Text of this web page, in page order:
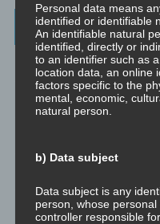
Latest Posts
Was ist NLP?
Wahrnehmung ist
Dissoziation aus NLP-
Personal data means
identified or identifiable
An identifiable natural
identified, directly or
to an identifier such as
location data, an online
factors specific to the
mental, economic,
natural person.
b) Data subject
Data subject is any
person, whose
controller responsible